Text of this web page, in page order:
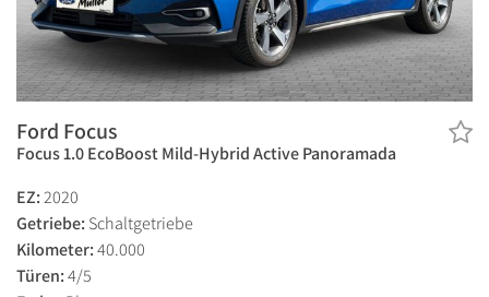
Ford Focus
Focus 1.0 EcoBoost Mild-Hybrid Active Panoramada
EZ:2020
Getriebe: Schaltgetriebe
Kilometer:40.000
Türen:4/5